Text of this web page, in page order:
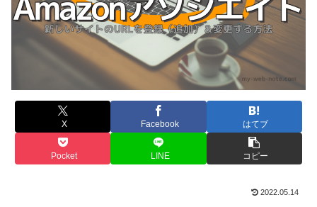
X Facebook はてブ
Pocket LINE コピー
2022.05.14